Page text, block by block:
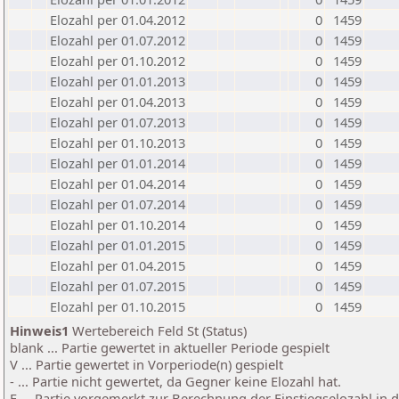
Elozahl per 01.04.2012
0
1459
Elozahl per 01.07.2012
0
1459
Elozahl per 01.10.2012
0
1459
Elozahl per 01.01.2013
0
1459
Elozahl per 01.04.2013
0
1459
Elozahl per 01.07.2013
0
1459
Elozahl per 01.10.2013
0
1459
Elozahl per 01.01.2014
0
1459
Elozahl per 01.04.2014
0
1459
Elozahl per 01.07.2014
0
1459
Elozahl per 01.10.2014
0
1459
Elozahl per 01.01.2015
0
1459
Elozahl per 01.04.2015
0
1459
Elozahl per 01.07.2015
0
1459
Elozahl per 01.10.2015
0
1459
Hinweis1 Wertebereich Feld St (Status)
blank ... Partie gewertet in aktueller Periode gespielt
V ... Partie gewertet in Vorperiode(n) gespielt
- ... Partie nicht gewertet, da Gegner keine Elozahl hat.